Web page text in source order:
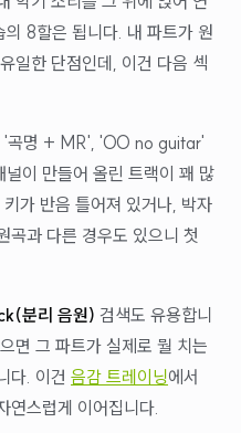
8할은 됩니다. 내 파트가 원
일한 단점인데, 이건 다음 섹
곡명 + MR', 'OO no guitar'
이 만들어 올린 트랙이 꽤 많
가 반음 틀어져 있거나, 박자
곡과 다른 경우도 있으니 첫
분리 음원) 검색도 유용합니
면 그 파트가 실제로 뭘 치는
다. 이건 음감 트레이닝에서
연스럽게 이어집니다.